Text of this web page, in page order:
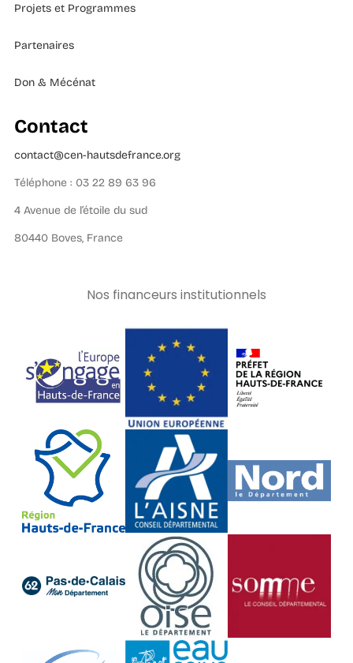
Projets et Programmes
Partenaires
Don & Mécénat
Contact
contact@cen-hautsdefrance.org
Téléphone : 03 22 89 63 96
4 Avenue de l’étoile du sud
80440 Boves, France
Nos financeurs institutionnels